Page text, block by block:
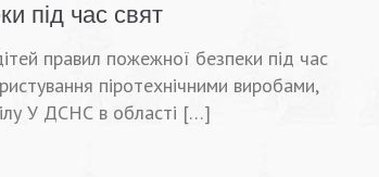
під час свят
правил пожежної безпеки під час
піротехнічними виробами,
У ДСНС в області […]